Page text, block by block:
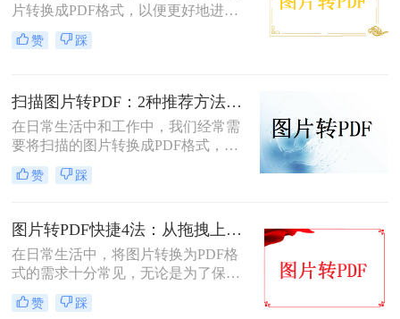
片转换成PDF格式，以便更好地进行
分享、打印或存档。那么如何把图片
转换成pdf格式免费呢？本文将介绍两
赞 踩
扫描图片转PDF：2种推荐方法的清晰度调优和文件压缩！
在日常生活中和工作中，我们经常需
要将扫描的图片转换成PDF格式，以
便于文档的管理、共享和打印。那么
扫描图片怎么转换成pdf呢？本文将介
方法。
赞 踩
图片转PDF快捷4法：从拖拽上传到批量导出的操作流程！
在日常生活中，将图片转换为PDF格
式的需求十分常见，无论是为了保存
照片、制作电子相册，还是为了提交
报告和简历中的图片资料。那么图片
赞 踩